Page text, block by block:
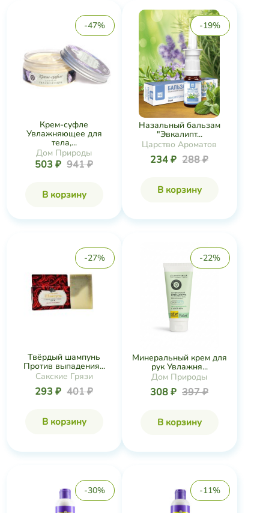
-47%
Крем-суфле
Увлажняющее для
тела,...
Дом Природы
503 ₽ 941 ₽
В корзину
-19%
Назальный бальзам
"Эвкалипт...
Царство Ароматов
234 ₽ 288 ₽
В корзину
-27%
Твёрдый шампунь
Против выпадения...
Сакские Грязи
293 ₽ 401 ₽
В корзину
-22%
Минеральный крем для
рук Увлажня...
Дом Природы
308 ₽ 397 ₽
В корзину
-30% -11%